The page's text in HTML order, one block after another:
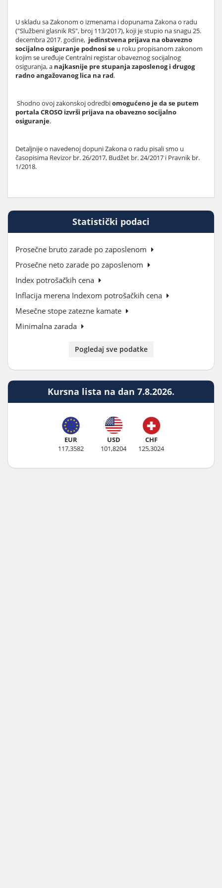
U skladu sa Zakonom o izmenama i dopunama Zakona o radu
("Službeni glasnik RS", broj 113/2017), koji je stupio na snagu 25.
decembra 2017. godine, jedinstvena prijava na obavezno
socijalno osiguranje podnosi se u roku propisanom zakonom
kojim se uređuje Centralni registar obaveznog socijalnog
osiguranja, a najkasnije pre stupanja zaposlenog i drugog
radno angažovanog lica na rad.
Shodno ovoj zakonskoj odredbiomogućeno je da se putem
portala CROSO izvrši prijava na obavezno socijalno
osiguranje.
Detaljnije o navedenoj dopuni Zakona o radu pisali smo u
časopisima Revizor br. 26/2017, Budžet br. 24/2017 i Pravnik br.
1/2018.
Statistički podaci
Prosečne bruto zarade po zaposlenom
Prosečne neto zarade po zaposlenom
Index potrošačkih cena
Inflacija merena Indexom potrošačkih cena
Mesečne stope zatezne kamate
Minimalna zarada
Pogledaj sve podatke
Kursna lista na dan 7.8.2026.
EUR
117,3582
USD
101,8204
CHF
125,3024